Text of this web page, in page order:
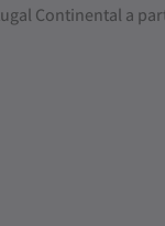
Continental a